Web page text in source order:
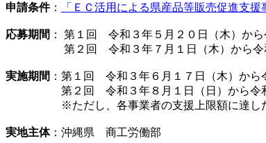
申請条件： 「ＥＣ活用による県産品等販売促進支
応募期間 ： 第１回 令和３年５月２０日（木）か
第２回 令和３年７月１日（木）から令和
実施期間 ：第１回 令和３年６月１７日（木）から
第２回 令和３年８月１日（日）から令
※ただし、各事業者の支援上限額に達した場
実地主体：沖縄県 商工労働部